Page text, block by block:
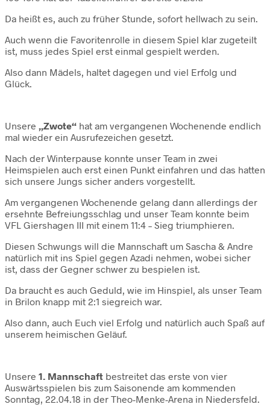
Da heißt es, auch zu früher Stunde, sofort hellwach zu sein.
Auch wenn die Favoritenrolle in diesem Spiel klar zugeteilt
ist, muss jedes Spiel erst einmal gespielt werden.
Also dann Mädels, haltet dagegen und viel Erfolg und
Glück.
Unsere „Zwote“ hat am vergangenen Wochenende endlich
mal wieder ein Ausrufezeichen gesetzt.
Nach der Winterpause konnte unser Team in zwei
Heimspielen auch erst einen Punkt einfahren und das hatten
sich unsere Jungs sicher anders vorgestellt.
Am vergangenen Wochenende gelang dann allerdings der
ersehnte Befreiungsschlag und unser Team konnte beim
VFL Giershagen III mit einem 11:4 – Sieg triumphieren.
Diesen Schwungs will die Mannschaft um Sascha & Andre
natürlich mit ins Spiel gegen Azadi nehmen, wobei sicher
ist, dass der Gegner schwer zu bespielen ist.
Da braucht es auch Geduld, wie im Hinspiel, als unser Team
in Brilon knapp mit 2:1 siegreich war.
Also dann, auch Euch viel Erfolg und natürlich auch Spaß auf
unserem heimischen Geläuf.
Unsere 1. Mannschaft bestreitet das erste von vier
Auswärtsspielen bis zum Saisonende am kommenden
Sonntag, 22.04.18 in der Theo-Menke-Arena in Niedersfeld.